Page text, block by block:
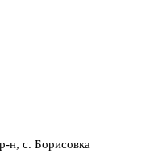
н, с. Борисовка